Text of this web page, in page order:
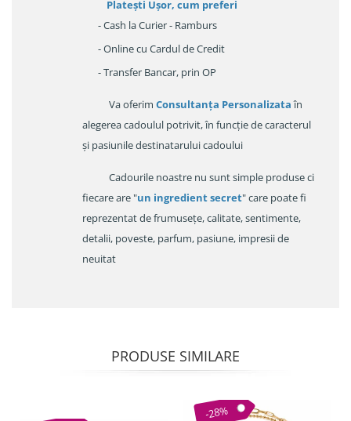
Platești Ușor, cum preferi
- Cash la Curier - Ramburs
- Online cu Cardul de Credit
- Transfer Bancar, prin OP
Va oferim Consultanța Personalizataîn
alegerea cadoulul potrivit, în funcție de caracterul
și pasiunile destinatarului cadoului
Cadourile noastre nu sunt simple produse ci
fiecare are "un ingredient secret" care poate fi
reprezentat de frumusețe, calitate, sentimente,
detalii, poveste, parfum, pasiune, impresii de
neuitat
PRODUSE SIMILARE
-28%